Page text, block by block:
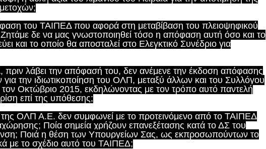
του ΤΑΙΠΕΔ που αφορά στη μεταβίβαση του πλειοψηφικού
δε να μας γνωστοποιηθεί τόσο η απόφαση αυτή όσο και το
και το οποίο θα αποσταλεί στο Ελεγκτικό Συνέδριο για
πριν λάβει την απόφασή του, δεν ανέμενε την έκδοση απόφασης
την ιδιωτικοποίηση του ΟΛΠ, μεταξύ άλλων και του Συλλόγου
τον Οκτώβριο 2015, εκδηλώνοντας με τον τρόπο αυτό παντελή
επί της υπόθεσης;
της ΟΛΠ Α.Ε. δεν συμφωνεί με το προτεινόμενο από το ΤΑΙΠΕΔ
Ποία σημεία χρήζουν επανεξέτασης κατά το ΔΣ του
Ποιά η θέση των Υπουργείων Σας, ως εκπροσωπούντων το
με το σχέδιο αυτό του ΤΑΙΠΕΔ;